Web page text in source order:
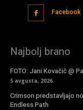
Facebook
Najbolj brano
FOTO: Jani Kovačič @
5 avgusta, 2026
Crimson predstavljajo
Endless Path